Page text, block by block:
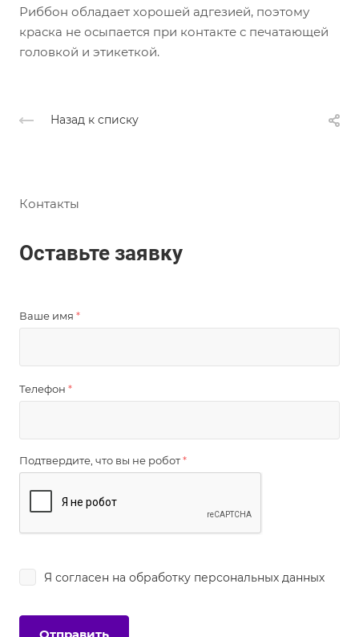
Риббон обладает хорошей адгезией, поэтому
краска не осыпается при контакте с печатающей
головкой и этикеткой.
Назад к списку
Контакты
Оставьте заявку
Ваше имя *
Телефон *
Подтвердите, что вы не робот*
Я согласен на обработку персональных данных